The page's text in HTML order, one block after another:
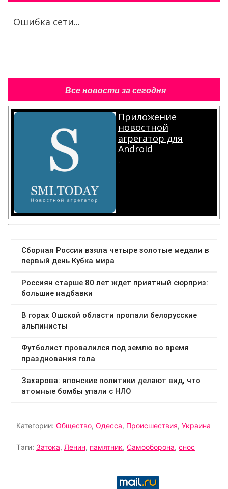
Ошибка сети...
Все новости за сегодня
Приложение
новостной
агрегатор для
Android
.
Категории: Общество, Одесса, Происшествия, Украина
Тэги: Затока, Ленин, памятник, Самооборона, снос